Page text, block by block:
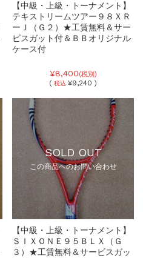
【中級・上級・トーナメント】
テキストリームツアー９８ＸＲ
ーＪ（Ｇ２）★工賃無料＆サー
ビスガット付＆ＢＢオリジナル
ケース付
¥8,400(税別)
(税込 ¥9,240 )
SOLD OUT
この商品へのお問い合わせ
【中級・上級・トーナメント】
ＳＩＸＯＮＥ９５ＢＬＸ（Ｇ
３）★工賃無料＆サービスガッ